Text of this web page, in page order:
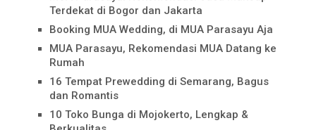
Terdekat di Bogor dan Jakarta
Booking MUA Wedding, di MUA Parasayu Aja
MUA Parasayu, Rekomendasi MUA Datang ke
Rumah
16 Tempat Prewedding di Semarang, Bagus
dan Romantis
10 Toko Bunga di Mojokerto, Lengkap &